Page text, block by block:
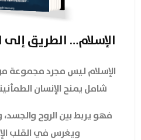
الإسلام… الطريق
الإسلام ليس مجرد
شامل يمنح الإنسان
فهو يربط بين الروح والجسد،
ويغرس في القلب